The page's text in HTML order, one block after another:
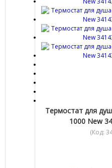
Термостат для
1000 New
(Код: